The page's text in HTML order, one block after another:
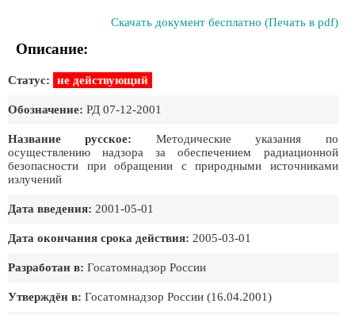
Скачать документ бесплатно (Печать в pdf)
Описание:
Статус: не действующий
Обозначение: РД 07-12-2001
Название русское: Методические указания по
осуществлению надзора за обеспечением радиационной
безопасности при обращении с природными источниками
излучений
Дата введения: 2001-05-01
Дата окончания срока действия: 2005-03-01
Разработан в: Госатомнадзор России
Утверждён в: Госатомнадзоp России (16.04.2001)